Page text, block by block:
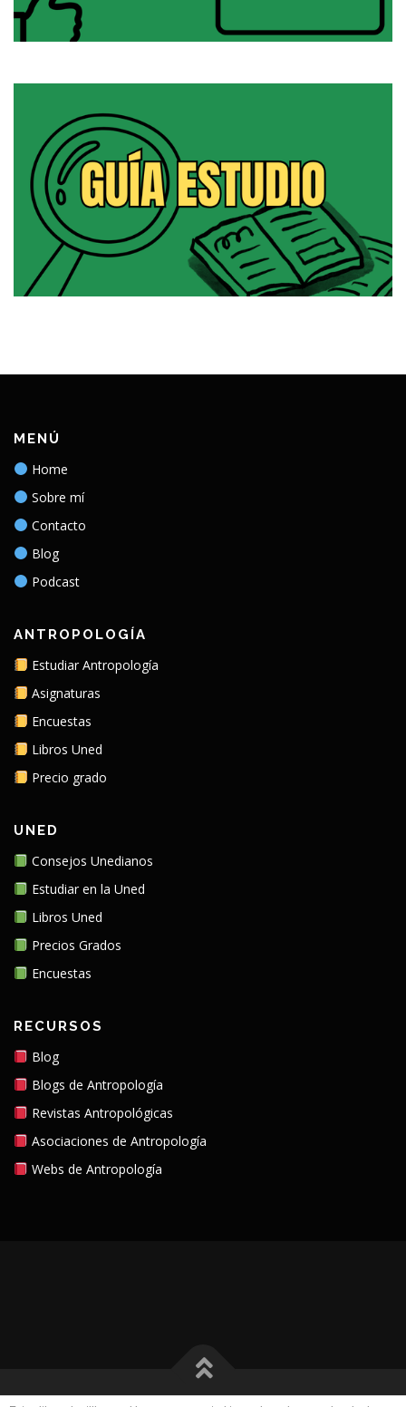
MENÚ
Home
Sobre mí
Contacto
Blog
Podcast
ANTROPOLOGÍA
Estudiar Antropología
Asignaturas
Encuestas
Libros Uned
Precio grado
UNED
Consejos Unedianos
Estudiar en la Uned
Libros Uned
Precios Grados
Encuestas
RECURSOS
Blog
Blogs de Antropología
Revistas Antropológicas
Asociaciones de Antropología
Webs de Antropología